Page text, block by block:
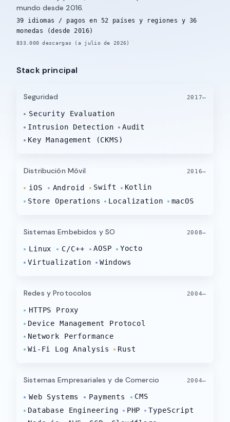
mundo desde 2016.
39 idiomas / pagos en 52 países y regiones y 36
monedas (desde 2016)
833.000 descargas (a julio de 2026)
Stack principal
Seguridad 2017–
Security Evaluation
Intrusion Detection
Audit
Key Management (CKMS)
Distribución Móvil 2016–
iOS Android Swift
Kotlin
Store Operations
Localization macOS
Sistemas Embebidos y SO 2008–
Linux C/C++ AOSP
Yocto
Virtualization
Windows
Redes y Protocolos 2004–
HTTPS Proxy
Device Management Protocol
Network Performance
Wi-Fi Log Analysis
Rust
Sistemas Empresariales y de Comercio 2004–
Web Systems Payments
CMS
Database Engineering
PHP
TypeScript